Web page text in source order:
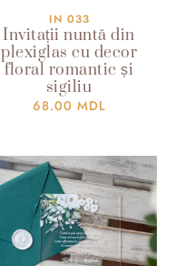
IN 033
Invitații nuntă din
plexiglas cu decor
floral romantic și
sigiliu
68.00 MDL